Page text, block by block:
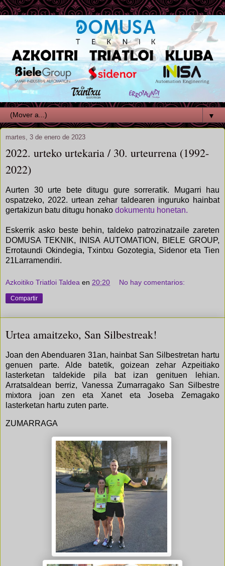
▼
martes, 3 de enero de 2023
2022. urteko urtekaria / 30. urteurrena (1992-
2022)
Aurten 30 urte bete ditugu gure sorreratik. Mugarri hau
ospatzeko, 2022. urtean zehar taldearen inguruko hainbat
gertakizun batu ditugu honako dokumentu honetan.
Eskerrik asko beste behin, taldeko patrozinatzaile zareten
DOMUSA TEKNIK, INISA AUTOMATION, BIELE GROUP,
Errotaundi Okindegia, Txintxu Gozotegia, Sidenor eta Tien
21Larramendiri.
Azkoitiko Triatloi Taldea en 20:20 No hay comentarios:
Compartir
Urtea amaitzeko, San Silbestreak!
Joan den Abenduaren 31an, hainbat San Silbestretan hartu
genuen parte. Alde batetik, goizean zehar Azpeitiako
lasterketan taldekide pila bat izan genituen lehian.
Arratsaldean berriz, Vanessa Zumarragako San Silbestre
mixtora joan zen eta Xanet eta Joseba Zemagako
lasterketan hartu zuten parte.
ZUMARRAGA